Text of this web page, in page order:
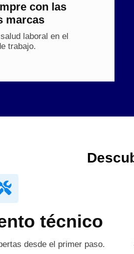
con las
marcas
laboral en el
trabajo.
técnico
desde el primer paso.